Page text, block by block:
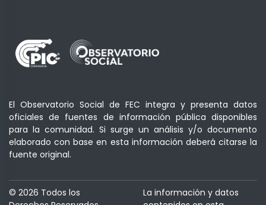
El Observatorio Social de FEC integra y presenta datos
oficiales de fuentes de información pública disponibles
para la comunidad. Si surge un análisis y/o documento
elaborado con base en esta información deberá citarse la
fuente original.
© 2026 Todos los
La información y datos